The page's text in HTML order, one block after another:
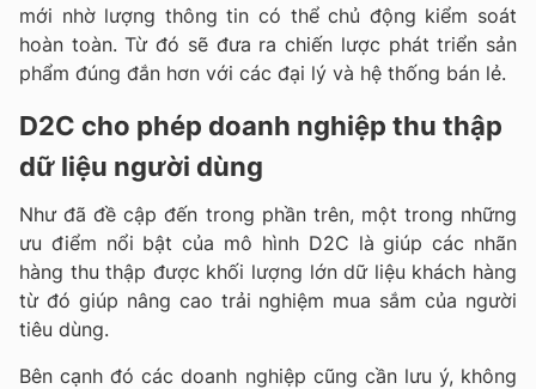
mới nhờ lượng thông tin có thể chủ động kiểm soát
hoàn toàn. Từ đó sẽ đưa ra chiến lược phát triển sản
phẩm đúng đắn hơn với các đại lý và hệ thống bán lẻ.
D2C cho phép doanh nghiệp thu thập
dữ liệu người dùng
Như đã đề cập đến trong phần trên, một trong những
ưu điểm nổi bật của mô hình D2C là giúp các nhãn
hàng thu thập được khối lượng lớn dữ liệu khách hàng
từ đó giúp nâng cao trải nghiệm mua sắm của người
tiêu dùng.
Bên cạnh đó các doanh nghiệp cũng cần lưu ý, không